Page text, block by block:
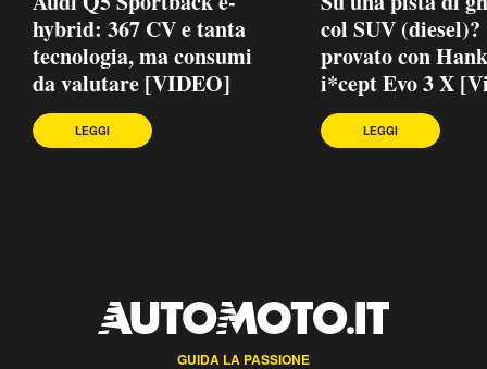
hybrid: 367 CV e tanta
tecnologia, ma consumi
da valutare [VIDEO]
LEGGI
col SUV
provato con
i*cept Evo 3 X
LEGGI
GUIDA LA PASSIONE